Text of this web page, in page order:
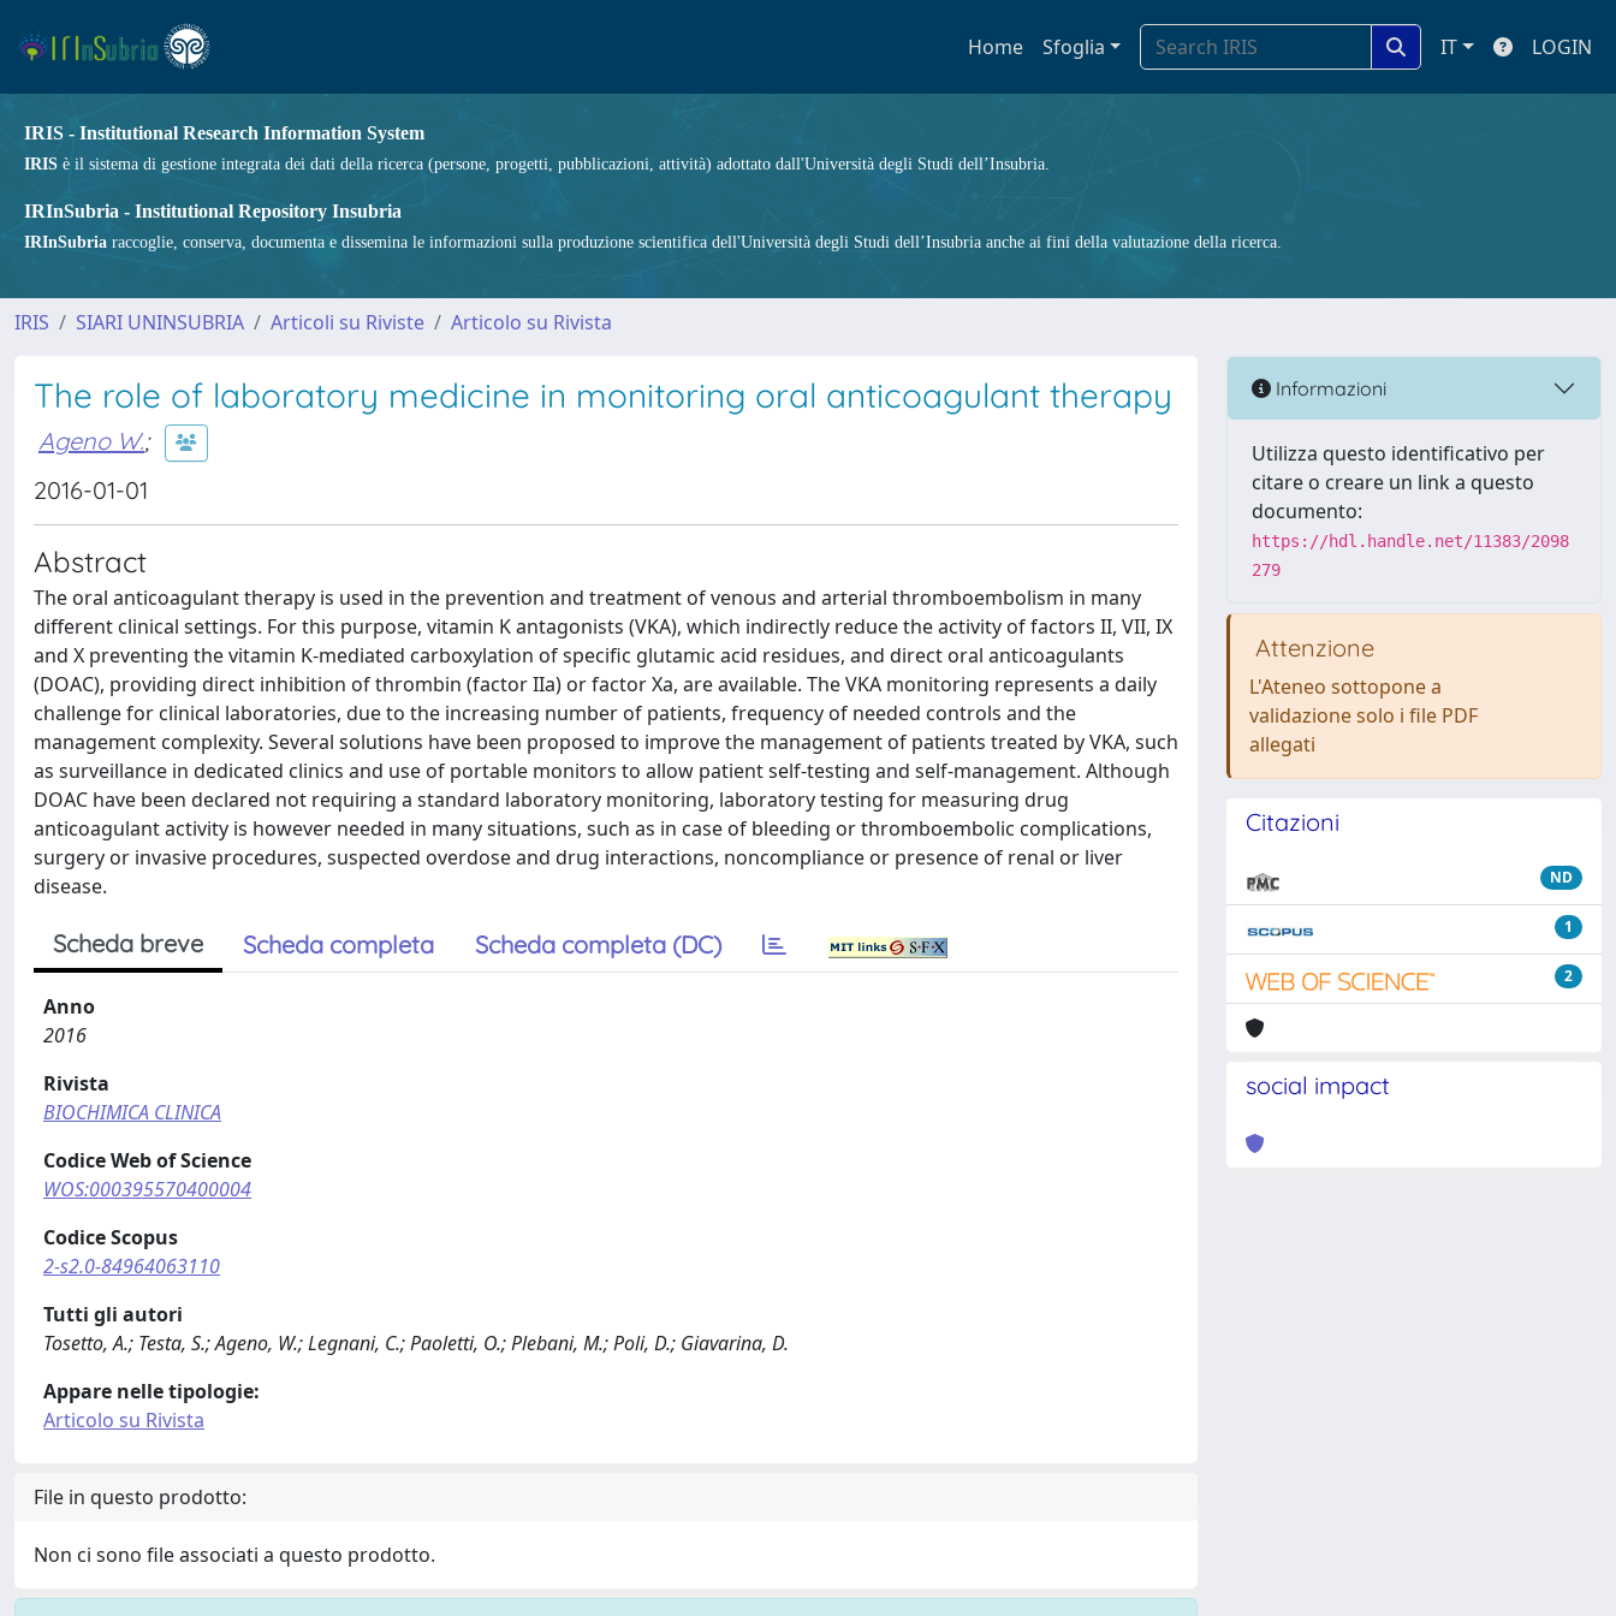
Home Sfoglia IT LOGIN
IRIS - Institutional Research Information System
IRIS è il sistema di gestione integrata dei dati della ricerca (persone, progetti, pubblicazioni, attività) adottato dall'Università degli Studi dell’Insubria.
IRInSubria - Institutional Repository Insubria
IRInSubria raccoglie, conserva, documenta e dissemina le informazioni sulla produzione scientifica dell'Università degli Studi dell’Insubria anche ai fini della valutazione della ricerca.
IRIS SIARI UNINSUBRIA Articoli su Riviste Articolo su Rivista
The role of laboratory medicine in monitoring oral anticoagulant therapy
Ageno W.;
2016-01-01
Abstract
The oral anticoagulant therapy is used in the prevention and treatment of venous and arterial thromboembolism in many
different clinical settings. For this purpose, vitamin K antagonists (VKA), which indirectly reduce the activity of factors II, VII, IX
and X preventing the vitamin K-mediated carboxylation of specific glutamic acid residues, and direct oral anticoagulants
(DOAC), providing direct inhibition of thrombin (factor IIa) or factor Xa, are available. The VKA monitoring represents a daily
challenge for clinical laboratories, due to the increasing number of patients, frequency of needed controls and the
management complexity. Several solutions have been proposed to improve the management of patients treated by VKA, such
as surveillance in dedicated clinics and use of portable monitors to allow patient self-testing and self-management. Although
DOAC have been declared not requiring a standard laboratory monitoring, laboratory testing for measuring drug
anticoagulant activity is however needed in many situations, such as in case of bleeding or thromboembolic complications,
surgery or invasive procedures, suspected overdose and drug interactions, noncompliance or presence of renal or liver
disease.
Scheda breve Scheda completa Scheda completa (DC)
Anno
2016
Rivista
BIOCHIMICA CLINICA
Codice Web of Science
WOS:000395570400004
Codice Scopus
2-s2.0-84964063110
Tutti gli autori
Tosetto, A.; Testa, S.; Ageno, W.; Legnani, C.; Paoletti, O.; Plebani, M.; Poli, D.; Giavarina, D.
Appare nelle tipologie:
Articolo su Rivista
File in questo prodotto:
Non ci sono file associati a questo prodotto.
Informazioni
Utilizza questo identificativo per
citare o creare un link a questo
documento:
https://hdl.handle.net/11383/2098
279
Attenzione
L'Ateneo sottopone a
validazione solo i file PDF
allegati
Citazioni
ND
1
2
social impact